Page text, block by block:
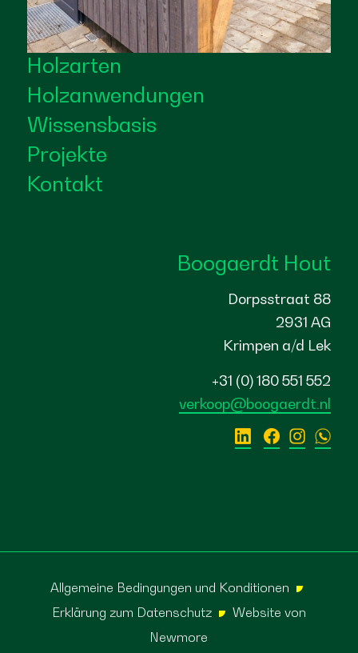
Holzarten
Holzanwendungen
Wissensbasis
Projekte
Kontakt
Boogaerdt Hout
Dorpsstraat 88
2931 AG
Krimpen a/d Lek
+31 (0) 180 551 552
verkoop@boogaerdt.nl
Allgemeine Bedingungen und Konditionen
Erklärung zum Datenschutz
Website von
Newmore